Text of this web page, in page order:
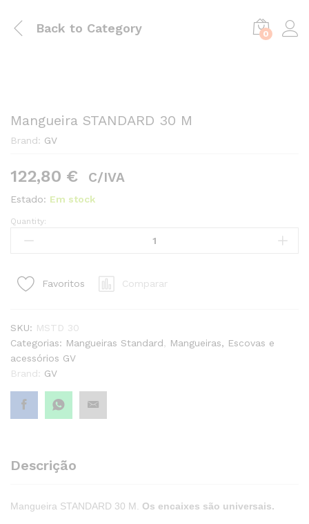
Back to Category 0
Mangueira STANDARD 30 M
Brand: GV
122,80 € C/IVA
Estado: Em stock
Mangueira
STANDARD
quantity1
Quantity:
Favoritos Comparar
SKU: MSTD 30
Categorias: Mangueiras Standard
Mangueiras, Escovas e
acessórios GV
Brand: GV
Descrição
Mangueira STANDARD 30 M. Os encaixes são universais.